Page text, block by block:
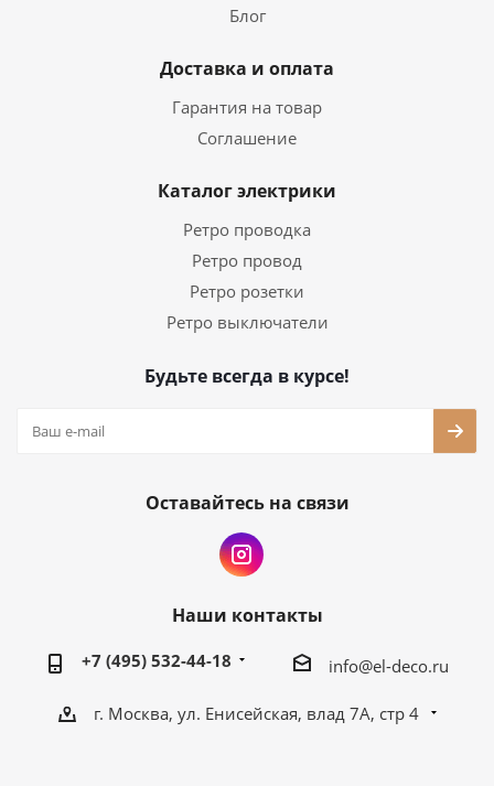
Блог
Доставка и оплата
Гарантия на товар
Соглашение
Каталог электрики
Ретро проводка
Ретро провод
Ретро розетки
Ретро выключатели
Будьте всегда в курсе!
Оставайтесь на связи
Наши контакты
+7 (495) 532-44-18 info@el-deco.ru
г. Москва, ул. Енисейская, влад 7А, стр 4